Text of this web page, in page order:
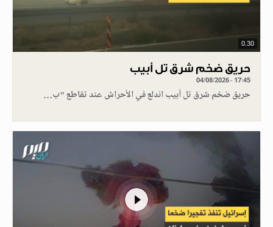
0.30
حريق ضخم شرق تل أبيب
04/08/2026 - 17:45
حريق ضخم شرق تل أبيب اندلع في الأحراش عند تقاطع "ب…